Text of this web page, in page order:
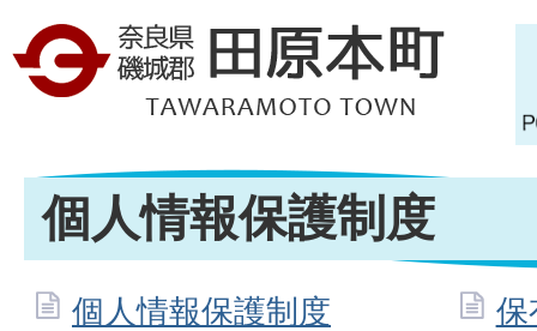
個人情報保護制度
個人情報保護制度
保